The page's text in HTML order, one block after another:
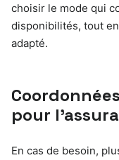
choisir le mode qui
disponibilités, tout
adapté.
pour
En cas de besoin,